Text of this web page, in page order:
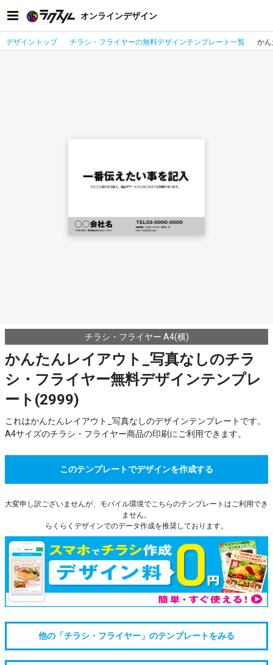
オンラインデザイン
デザイントップ チラシ・フライヤーの無料デザインテンプレート一覧 か
チラシ・フライヤー A4(横)
かんたんレイアウト_写真なしのチラ
シ・フライヤー無料デザインテンプレ
ート(2999)
これはかんたんレイアウト_写真なしのデザインテンプレートです。
A4サイズのチラシ・フライヤー商品の印刷にご利用できます。
このテンプレートでデザインを作成する
大変申し訳ございませんが、モバイル環境でこちらのテンプレートはご利用でき
ません。
らくらくデザインでのデータ作成を推奨しております。
他の「チラシ・フライヤー」のテンプレートをみる